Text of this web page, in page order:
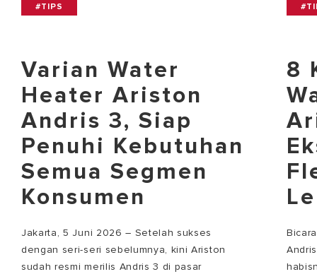
#TIPS
Varian Water
Heater Ariston
Andris 3, Siap
Penuhi Kebutuhan
Semua Segmen
Konsumen
Jakarta, 5 Juni 2026 – Setelah sukses
dengan seri-seri sebelumnya, kini Ariston
sudah resmi merilis Andris 3 di pasar
8